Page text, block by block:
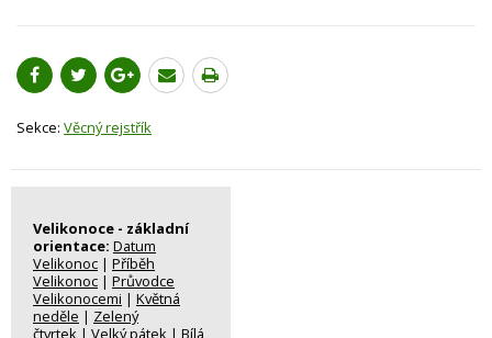
Sekce: Věcný rejstřík
Velikonoce - základní
orientace: Datum
Velikonoc | Příběh
Velikonoc | Průvodce
Velikonocemi | Květná
neděle | Zelený
čtvrtek | Velký pátek | Bílá